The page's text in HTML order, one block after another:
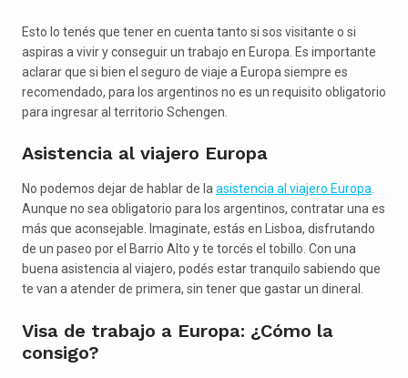
Esto lo tenés que tener en cuenta tanto si sos visitante o si
aspiras a vivir y conseguir un trabajo en Europa. Es importante
aclarar que si bien el seguro de viaje a Europa siempre es
recomendado, para los argentinos no es un requisito obligatorio
para ingresar al territorio Schengen.
Asistencia al viajero Europa
No podemos dejar de hablar de laasistencia al viajero Europa.
Aunque no sea obligatorio para los argentinos, contratar una es
más que aconsejable. Imaginate, estás en Lisboa, disfrutando
de un paseo por el Barrio Alto y te torcés el tobillo. Con una
buena asistencia al viajero, podés estar tranquilo sabiendo que
te van a atender de primera, sin tener que gastar un dineral.
Visa de trabajo a Europa: ¿Cómo la
consigo?